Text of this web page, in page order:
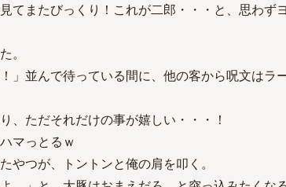
てまたびっくり！これが二郎・・・と、思わず
。
」並んで待っている間に、他の客から呪文はラ
、ただそれだけの事が嬉しい・・・！
マっとるｗ
やつが、トントンと俺の肩を叩く。